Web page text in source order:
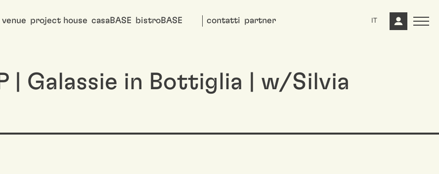
venue project house casaBASE bistroBASE contatti partner IT
| Galassie in Bottiglia | w/Silvia